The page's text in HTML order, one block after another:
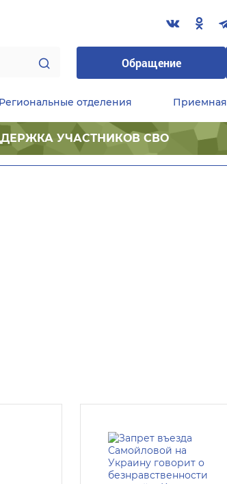
Обращение
Региональные отделения Приемная
УЧАСТНИКОВ СВО